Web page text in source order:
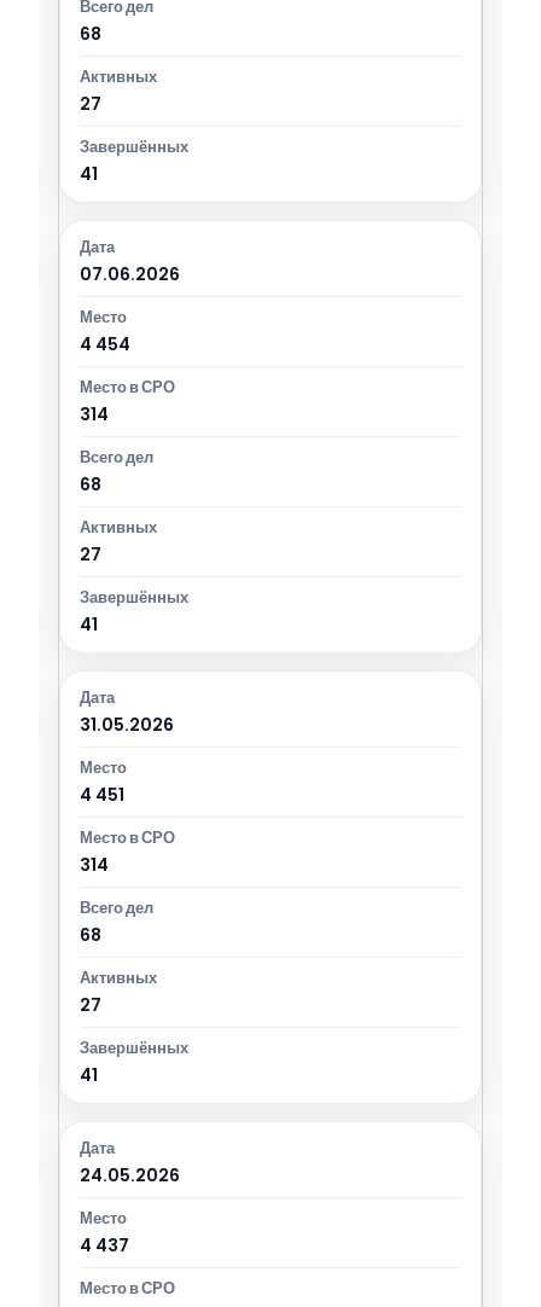
68
27
41
07.06.2026
4 454
314
68
27
41
31.05.2026
4 451
314
68
27
41
24.05.2026
4 437